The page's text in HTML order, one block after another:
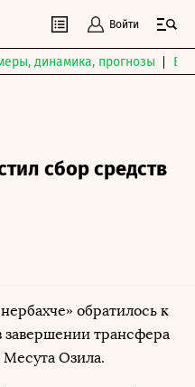
Войти
динамика, прогнозы
сбор средств
обратилось к
трансфера
Месута Озила.